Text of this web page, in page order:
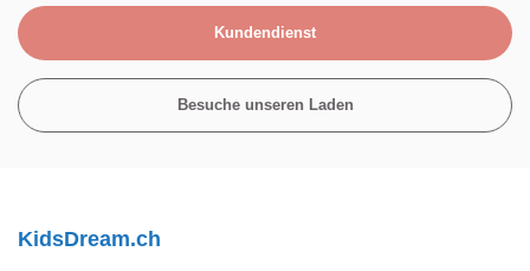
Kundendienst
Besuche unseren Laden
KidsDream.ch